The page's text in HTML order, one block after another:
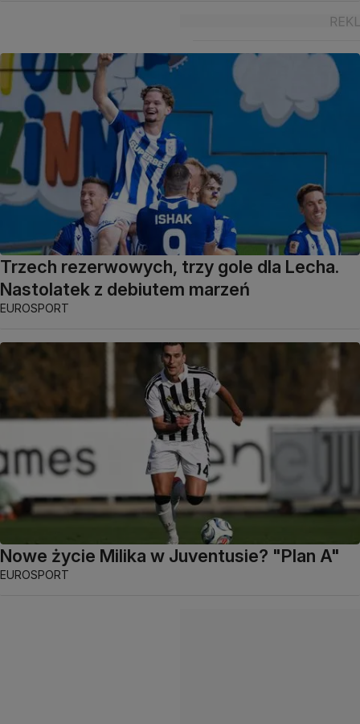
Trzech rezerwowych, trzy gole dla Lecha.
Nastolatek z debiutem marzeń
EUROSPORT
Nowe życie Milika w Juventusie? "Plan A"
EUROSPORT